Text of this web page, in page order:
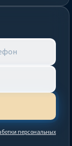
персональных